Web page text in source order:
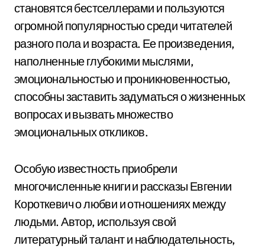
становятся бестселлерами и пользуются
огромной популярностью среди читателей
разного пола и возраста. Ее произведения,
наполненные глубокими мыслями,
эмоциональностью и проникновенностью,
способны заставить задуматься о жизненных
вопросах и вызвать множество
эмоциональных откликов.
Особую известность приобрели
многочисленные книги и рассказы Евгении
Короткевич о любви и отношениях между
людьми. Автор, используя свой
литературный талант и наблюдательность,